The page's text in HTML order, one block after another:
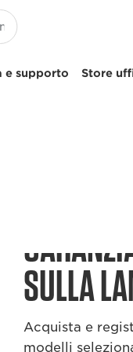
e supporto Store
SULLA
Acquista e
modelli